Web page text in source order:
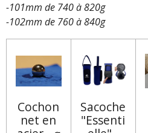
-101mm de 740 à 820g
-102mm de 760 à 840g
Cochon
net en
Sacoche
"Essenti